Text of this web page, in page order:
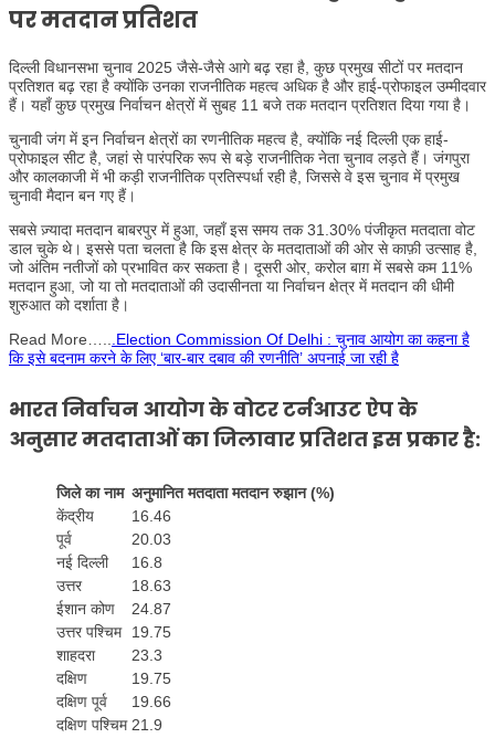
पर मतदान प्रतिशत
दिल्ली विधानसभा चुनाव 2025 जैसे-जैसे आगे बढ़ रहा है, कुछ प्रमुख सीटों पर मतदान
प्रतिशत बढ़ रहा है क्योंकि उनका राजनीतिक महत्व अधिक है और हाई-प्रोफाइल उम्मीदवार
हैं। यहाँ कुछ प्रमुख निर्वाचन क्षेत्रों में सुबह 11 बजे तक मतदान प्रतिशत दिया गया है।
चुनावी जंग में इन निर्वाचन क्षेत्रों का रणनीतिक महत्व है, क्योंकि नई दिल्ली एक हाई-
प्रोफाइल सीट है, जहां से पारंपरिक रूप से बड़े राजनीतिक नेता चुनाव लड़ते हैं। जंगपुरा
और कालकाजी में भी कड़ी राजनीतिक प्रतिस्पर्धा रही है, जिससे वे इस चुनाव में प्रमुख
चुनावी मैदान बन गए हैं।
सबसे ज़्यादा मतदान बाबरपुर में हुआ, जहाँ इस समय तक 31.30% पंजीकृत मतदाता वोट
डाल चुके थे। इससे पता चलता है कि इस क्षेत्र के मतदाताओं की ओर से काफ़ी उत्साह है,
जो अंतिम नतीजों को प्रभावित कर सकता है। दूसरी ओर, करोल बाग़ में सबसे कम 11%
मतदान हुआ, जो या तो मतदाताओं की उदासीनता या निर्वाचन क्षेत्र में मतदान की धीमी
शुरुआत को दर्शाता है।
Read More…..
.Election Commission Of Delhi : चुनाव आयोग का कहना है
कि इसे बदनाम करने के लिए ‘बार-बार दबाव की रणनीति’ अपनाई जा रही है
भारत निर्वाचन आयोग के वोटर टर्नआउट ऐप के
अनुसार मतदाताओं का जिलावार प्रतिशत इस प्रकार है:
जिले का नाम अनुमानित मतदाता मतदान रुझान (%)
केंद्रीय
16.46
पूर्व
20.03
नई दिल्ली
16.8
उत्तर
18.63
ईशान कोण
24.87
उत्तर पश्चिम
19.75
शाहदरा
23.3
दक्षिण
19.75
दक्षिण पूर्व
19.66
दक्षिण पश्चिम 21.9